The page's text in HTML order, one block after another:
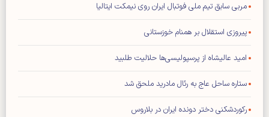
مربی سابق تیم ملی فوتبال ایران روی نیمکت ایتالیا
پیروزی استقلال بر همنام خوزستانی
امید عالیشاه از پرسپولیسی‌ها حلالیت طلبید
ستاره ساحل عاج به رئال مادرید ملحق شد
رکوردشکنی دختر دونده ایران در بلاروس